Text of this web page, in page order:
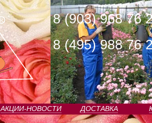
8 (903) 968 76
8 (495) 988 76
АКЦИИ-НОВОСТИ ДОСТАВКА